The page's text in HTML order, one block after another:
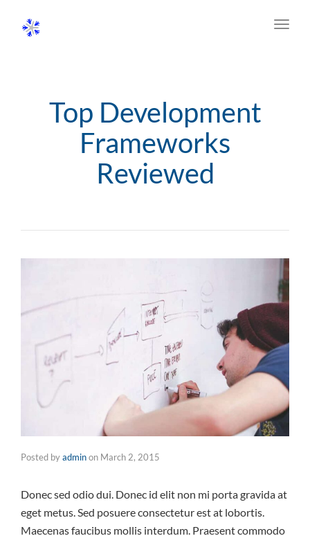
Top Development
Frameworks
Reviewed
Posted byadminon March 2, 2015
Donec sed odio dui. Donec id elit non mi porta gravida at
eget metus. Sed posuere consectetur est at lobortis.
Maecenas faucibus mollis interdum. Praesent commodo